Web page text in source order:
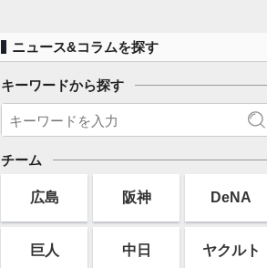
ニュース&コラムを探す
キーワードから探す
チーム
広島 阪神 DeNA
巨人 中日 ヤクルト